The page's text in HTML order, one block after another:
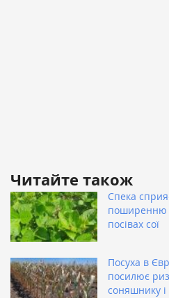
Читайте також
Спека
поширенню
посівах сої
Посуха в
посилює
соняшнику